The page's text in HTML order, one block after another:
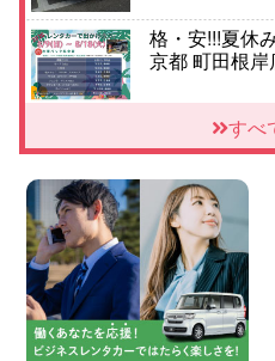
格・安!!!夏休
京都 町田根岸
「お得」お
西区枝吉店
お盆シーズン
兵庫駅前店は
庫駅前店
人気の『 軽
に♪ 広島県 ベ
すべ